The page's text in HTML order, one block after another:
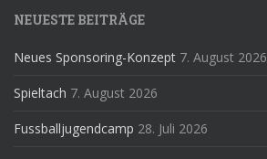
NEUESTE BEITRÄGE
Neues Sponsoring-Konzept 7. August 2026
Spieltach 7. August 2026
Fussballjugendcamp 28. Juli 2026